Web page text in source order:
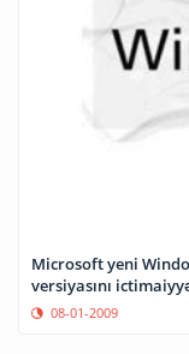
Microsoft yeni
versiyasını
08-01-2009